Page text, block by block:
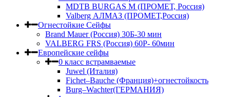
MDTB BURGAS M (ПРОМЕТ, Россия)
Valberg АЛМАЗ (ПРОМЕТ,Россия)
Огнестойкие Сейфы
Brand Mauer (Россия) 30Б-30 мин
VALBERG FRS (Россия) 60Р- 60мин
Европейские сейфы
0 класс встрамваемые
Juwel (Италия)
Fichet–Bauche (Франция)+огнестойкость
Burg–Wachter(ГЕРМАНИЯ)